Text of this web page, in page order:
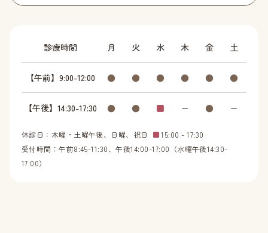
診療時間 月 火 水 木 金 土
【午前】9:00-12:00 ● ● ● ● ● ●
【午後】14:30-17:30 ● ● ■ ー ● ー
休診日：木曜・土曜午後、日曜、祝日 ■15:00 - 17:30
受付時間：午前8:45-11:30、午後14:00-17:00（水曜午後14:30-
17:00）